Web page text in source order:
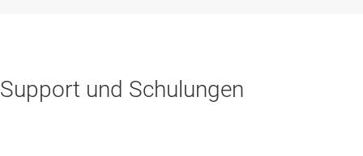
Support und Schulungen